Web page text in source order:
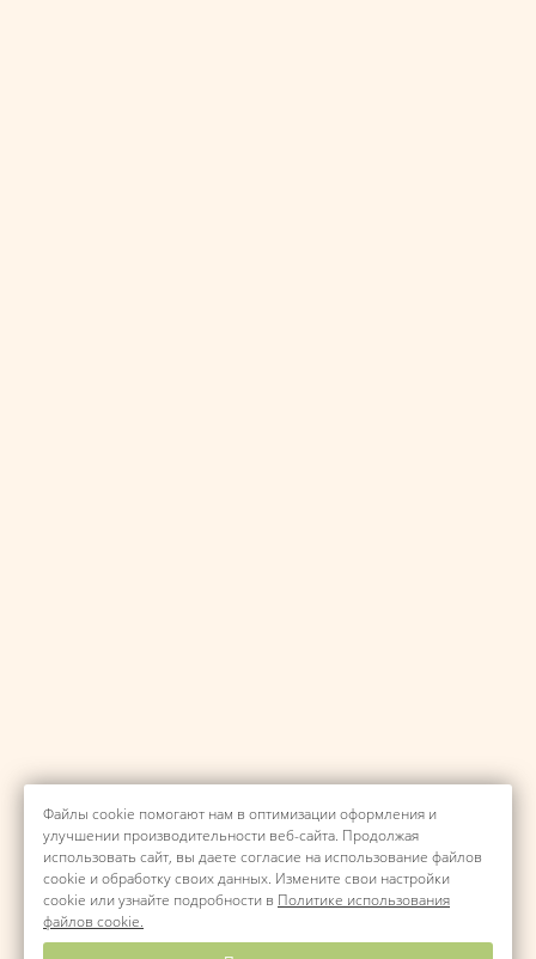
Файлы cookie помогают нам в оптимизации оформления и
улучшении производительности веб-сайта. Продолжая
использовать сайт, вы даете согласие на использование файлов
cookie и обработку своих данных. Измените свои настройки
cookie или узнайте подробности в Политике использования
файлов cookie.